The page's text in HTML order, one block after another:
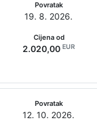
Povratak
19. 8. 2026.
Cijena od
2.020,00 EUR
Povratak
12. 10. 2026.